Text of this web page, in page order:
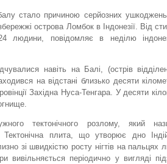
стало причиною серйозних
острова Ломбок в Індонезії. Від
людини, повідомляє в неділю
навіть на Балі, (острів
на відстані близько десяти
Західна Нуса-Тенгара. У десяти
тектонічного розлому, який
плита, що утворює дно
зі швидкістю росту нігтів на пальцях
вивільняється періодично у вигляді